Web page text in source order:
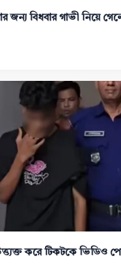
জন্য বিধবার গাভী নিয়ে
করে টিকটকে ভিডিও